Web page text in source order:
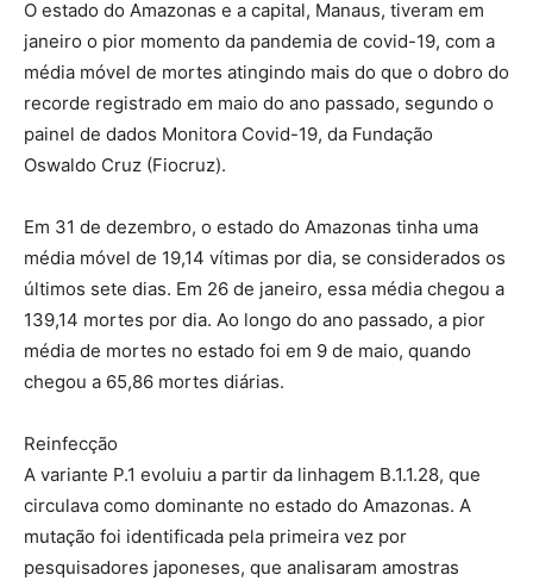
O estado do Amazonas e a capital, Manaus, tiveram em
janeiro o pior momento da pandemia de covid-19, com a
média móvel de mortes atingindo mais do que o dobro do
recorde registrado em maio do ano passado, segundo o
painel de dados Monitora Covid-19, da Fundação
Oswaldo Cruz (Fiocruz).
Em 31 de dezembro, o estado do Amazonas tinha uma
média móvel de 19,14 vítimas por dia, se considerados os
últimos sete dias. Em 26 de janeiro, essa média chegou a
139,14 mortes por dia. Ao longo do ano passado, a pior
média de mortes no estado foi em 9 de maio, quando
chegou a 65,86 mortes diárias.
Reinfecção
A variante P.1 evoluiu a partir da linhagem B.1.1.28, que
circulava como dominante no estado do Amazonas. A
mutação foi identificada pela primeira vez por
pesquisadores japoneses, que analisaram amostras